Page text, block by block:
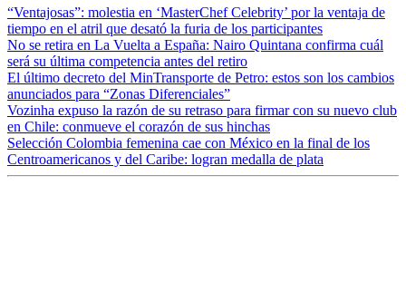
“Ventajosas”: molestia en ‘MasterChef Celebrity’ por la ventaja de
tiempo en el atril que desató la furia de los participantes
No se retira en La Vuelta a España: Nairo Quintana confirma cuál
será su última competencia antes del retiro
El último decreto del MinTransporte de Petro: estos son los cambios
anunciados para “Zonas Diferenciales”
Vozinha expuso la razón de su retraso para firmar con su nuevo club
en Chile: conmueve el corazón de sus hinchas
Selección Colombia femenina cae con México en la final de los
Centroamericanos y del Caribe: logran medalla de plata